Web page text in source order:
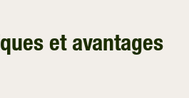
et avantages